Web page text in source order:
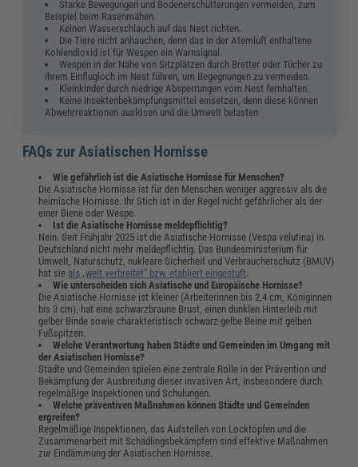
Starke Bewegungen und Bodenerschütterungen vermeiden, zum
Beispiel beim Rasenmähen.
Keinen Wasserschlauch auf das Nest richten.
Die Tiere nicht anhauchen, denn das in der Atemluft enthaltene
Kohlendioxid ist für Wespen ein Warnsignal.
Wespen in der Nähe von Sitzplätzen durch Bretter oder Tücher zu
ihrem Einflugloch im Nest führen, um Begegnungen zu vermeiden.
Kleinkinder durch niedrige Absperrungen vom Nest fernhalten.
Keine Insektenbekämpfungsmittel einsetzen, denn diese können
Abwehrreaktionen auslösen und die Umwelt belasten
FAQs zur Asiatischen Hornisse
Wie gefährlich ist die Asiatische Hornisse für Menschen?
Die Asiatische Hornisse ist für den Menschen weniger aggressiv als die
heimische Hornisse. Ihr Stich ist in der Regel nicht gefährlicher als der
einer Biene oder Wespe.
Ist die Asiatische Hornisse meldepflichtig?
Nein. Seit Frühjahr 2025 ist die Asiatische Hornisse (Vespa velutina) in
Deutschland nicht mehr meldepflichtig. Das Bundesministerium für
Umwelt, Naturschutz, nukleare Sicherheit und Verbraucherschutz (BMUV)
hat sie als „weit verbreitet“ bzw. etabliert eingestuft.
Wie unterscheiden sich Asiatische und Europäische Hornisse?
Die Asiatische Hornisse ist kleiner (Arbeiterinnen bis 2,4 cm, Königinnen
bis 3 cm), hat eine schwarzbraune Brust, einen dunklen Hinterleib mit
gelber Binde sowie charakteristisch schwarz-gelbe Beine mit gelben
Fußspitzen.
Welche Verantwortung haben Städte und Gemeinden im Umgang mit
der Asiatischen Hornisse?
Städte und Gemeinden spielen eine zentrale Rolle in der Prävention und
Bekämpfung der Ausbreitung dieser invasiven Art, insbesondere durch
regelmäßige Inspektionen und Schulungen.
Welche präventiven Maßnahmen können Städte und Gemeinden
ergreifen?
Regelmäßige Inspektionen, das Aufstellen von Locktöpfen und die
Zusammenarbeit mit Schädlingsbekämpfern sind effektive Maßnahmen
zur Eindämmung der Asiatischen Hornisse.